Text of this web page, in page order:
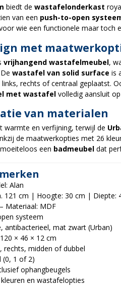
biedt de wastafelonderkast
van een push-to-open
wie een functionele maar toch
met
vrijhangend wastafelmeubel,
wastafel van solid surface is
rechts of centraal geplaatst.
met wastafel volledig aansluit
van materialen
warmte en verfijning, terwijl de
de maatwerkopties met 26
een badmeubel dat
Alan
121 cm | Hoogte: 30 cm | Diepte:
Materiaal: MDF
systeem
antibacterieel, mat zwart (Urban)
× 46 × 12 cm
rechts, midden of dubbel
(0, 1 of 2)
ophangbeugels
en wastafelopties